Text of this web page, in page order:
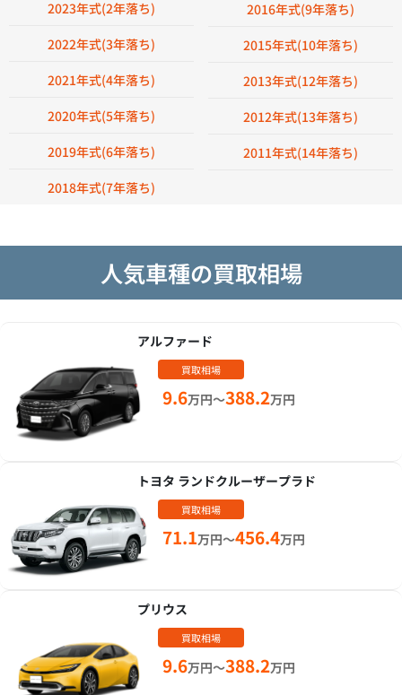
2023年式(2年落ち)
2022年式(3年落ち)
2021年式(4年落ち)
2020年式(5年落ち)
2019年式(6年落ち)
2018年式(7年落ち)
2016年式(9年落ち)
2015年式(10年落ち)
2013年式(12年落ち)
2012年式(13年落ち)
2011年式(14年落ち)
人気車種の買取相場
アルファード
買取相場
9.6万円～388.2万円
トヨタ ランドクルーザープラド
買取相場
71.1万円～456.4万円
プリウス
買取相場
9.6万円～388.2万円